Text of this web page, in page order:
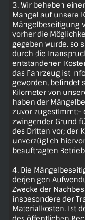
3. Wir beheben
Mangel auf unsere
Mängelbeseitigung
vorher die
gegeben wurde, so
durch die
entstandenen
das Fahrzeug ist
geworden, befindet
Kilometer von
haben der
zuvor zugestimmt;-
zwingender Grund
des Dritten vor; der
unverzüglich
beauftragten
4. Die
derjenigen
Zwecke der
insbesondere der
Materialkosten. Ist